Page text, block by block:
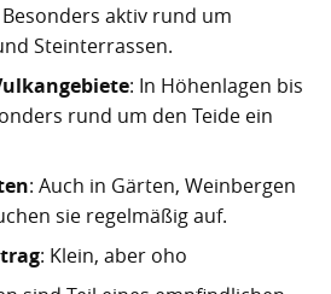
Besonders aktiv rund um
Steinterrassen.
: In Höhenlagen bis
rund um den Teide ein
: Auch in Gärten, Weinbergen
sie regelmäßig auf.
: Klein, aber oho